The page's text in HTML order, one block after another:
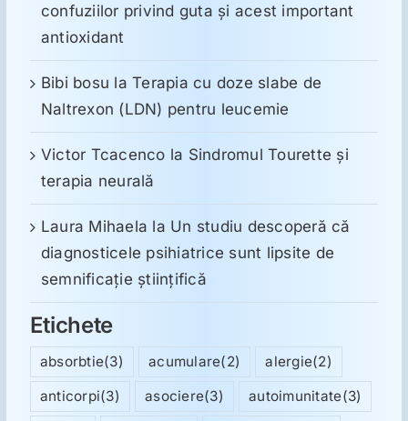
confuziilor privind guta și acest important
antioxidant
Bibi bosu laTerapia cu doze slabe de
Naltrexon (LDN) pentru leucemie
Victor Tcacenco la Sindromul Tourette şi
terapia neurală
Laura Mihaela la Un studiu descoperă că
diagnosticele psihiatrice sunt lipsite de
semnificație științifică
Etichete
absorbtie(3) acumulare(2) alergie(2)
anticorpi(3) asociere(3) autoimunitate(3)